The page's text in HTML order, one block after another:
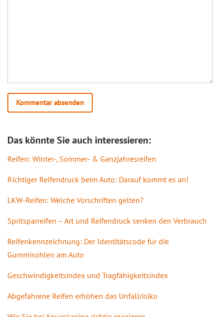
Das könnte Sie auch interessieren:
Reifen: Winter-, Sommer- & Ganzjahresreifen
Richtiger Reifendruck beim Auto: Darauf kommt es an!
LKW-Reifen: Welche Vorschriften gelten?
Spritsparreifen – Art und Reifendruck senken den Verbrauch
Reifenkennzeichnung: Der Identitätscode für die
Gummisohlen am Auto
Geschwindigkeitsindex und Tragfähigkeitsindex
Abgefahrene Reifen erhöhen das Unfallrisiko